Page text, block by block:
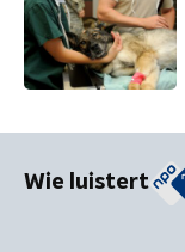
Wie luistert